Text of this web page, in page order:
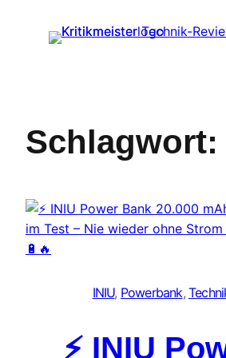
Schlagwort:
INIU, Powerbank,
⚡ INIU